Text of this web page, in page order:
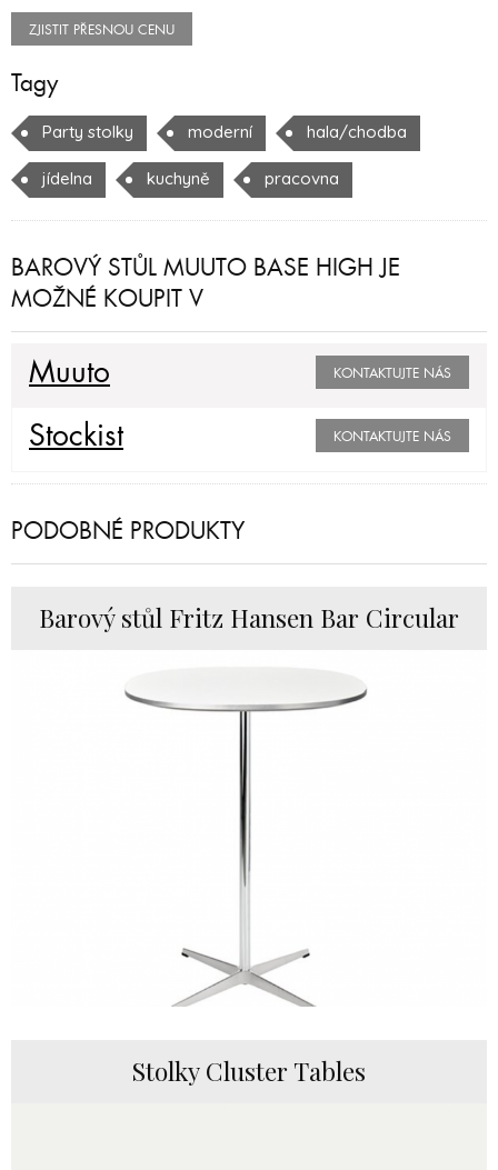
ZJISTIT PŘESNOU CENU
Tagy
Party stolky moderní hala/chodba
jídelna kuchyně pracovna
BAROVÝ STŮL MUUTO BASE HIGH JE
MOŽNÉ KOUPIT V
Muuto KONTAKTUJTE NÁS
Stockist KONTAKTUJTE NÁS
PODOBNÉ PRODUKTY
Barový stůl Fritz Hansen Bar Circular
Stolky Cluster Tables